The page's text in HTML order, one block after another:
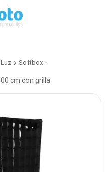
Softbox
cm con grilla